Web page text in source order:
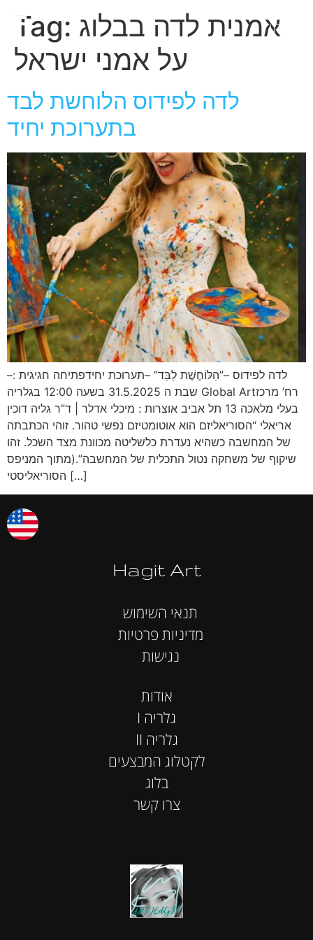
ארגמן Tag: אמנית לדה בבלוג
על אמני ישראל
לדה לפידוס הלוחשת לבד
בתערוכת יחיד
לדה לפידוס –”הַלּוֹחֶשֶׁת לַבַּד” –תערוכת יחידפתיחה חגיגית :–
שבת ה 31.5.2025 בשעה 12:00 בגלריה Global Artרח’ מרכז
בעלי מלאכה 13 תל אביב אוצרות : מיכלי אדלר | ד”ר גליה דוכין
אריאלי “הסוריאליזם הוא אוטומטיזם נפשי טהור. זוהי הכתבתה
של המחשבה כשהיא נעדרת כלשליטה מכוונת מצד השכל. זהו
שיקוף של משחקה נטול התכלית של המחשבה”.(מתוך המניפס
הסוריאליסטי […]
Hagit Art
אודות
I גלריה
II גלריה
לקטלוג המבצעים
בלוג
צרו קשר
תנאי השימוש
מדיניות פרטיות
נגישות